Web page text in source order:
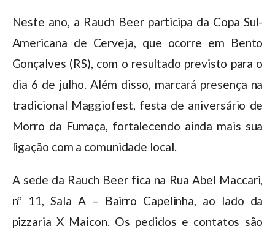
Neste ano, a Rauch Beer participa da Copa Sul-
Americana de Cerveja, que ocorre em Bento
Gonçalves (RS), com o resultado previsto para o
dia 6 de julho. Além disso, marcará presença na
tradicional Maggiofest, festa de aniversário de
Morro da Fumaça, fortalecendo ainda mais sua
ligação com a comunidade local.
A sede da Rauch Beer fica na Rua Abel Maccari,
nº 11, Sala A – Bairro Capelinha, ao lado da
pizzaria X Maicon. Os pedidos e contatos são